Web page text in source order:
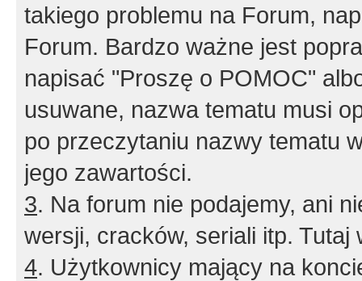
takiego problemu na Forum,
Forum. Bardzo ważne jest
napisać "Proszę o POMOC"
usuwane, nazwa tematu musi
po przeczytaniu nazwy tematu
jego zawartości.
3. Na forum nie podajemy, ani
wersji, cracków, seriali itp. Tutaj
4. Użytkownicy mający na